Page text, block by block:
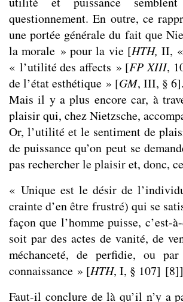
questionnement. En outre, ce
une portée générale du fait que
la morale » pour la vie [HTH,II,
« l’utilité des affects » [FP XIII,
de l’état esthétique » [GM, III, § 6].
Mais il y a plus encore car, à
plaisir qui, chez Nietzsche,
Or, l’utilité et le sentiment de
de puissance qu’on peut se
pas rechercher le plaisir et, donc,
« Unique est le désir de
crainte d’en être frustré) qui se
façon que l’homme puisse, c’est-
soit par des actes de vanité, de
méchanceté, de perfidie, ou
connaissance » [HTH, I, § 107] [8]
Faut-il conclure de là qu’il n’y a